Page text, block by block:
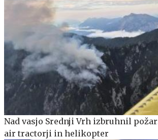
Nad vasjo Srednji Vrh izbruhnil
air tractorji in helikopter